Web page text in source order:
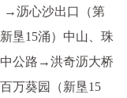
→沥心沙出口（第
垦15涌）中山、珠
公路→洪奇沥大桥
万葵园（新垦15